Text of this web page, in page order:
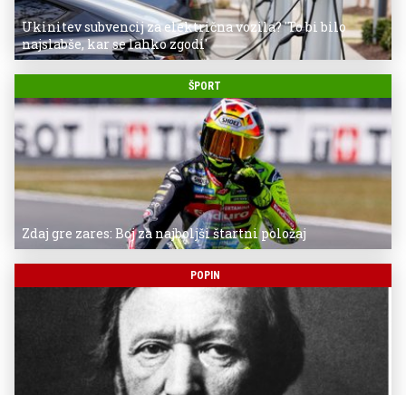
Ukinitev subvencij za električna vozila? 'To bi bilo
najslabše, kar se lahko zgodi'
ŠPORT
Zdaj gre zares: Boj za najboljši štartni položaj
POPIN